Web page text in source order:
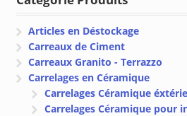
à
Articles en Déstockage
Carreaux de Ciment
Carreaux Granito - Terrazzo
Carrelages en Céramique
Carrelages Céramique
Carrelages Céramique pour